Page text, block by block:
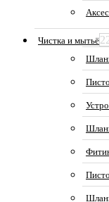
Чистка и мытьё